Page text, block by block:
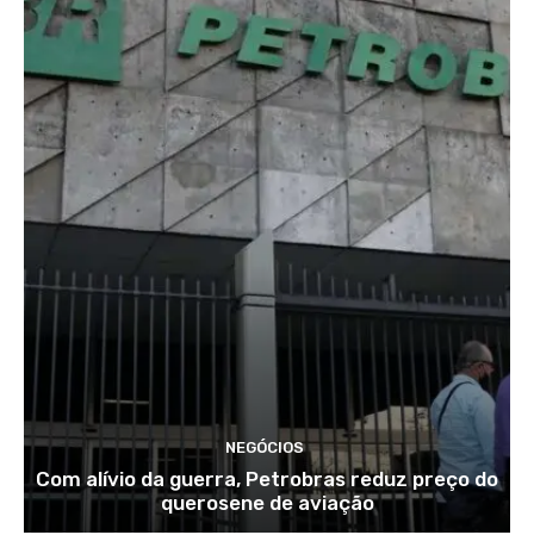
NEGÓCIOS
Com alívio da guerra, Petrobras reduz preço do
querosene de aviação